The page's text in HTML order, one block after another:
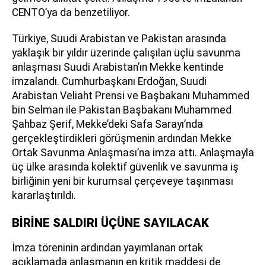
CENTO’ya da benzetiliyor.
Türkiye, Suudi Arabistan ve Pakistan arasında
yaklaşık bir yıldır üzerinde çalışılan üçlü savunma
anlaşması Suudi Arabistan’ın Mekke kentinde
imzalandı. Cumhurbaşkanı Erdoğan, Suudi
Arabistan Veliaht Prensi ve Başbakanı Muhammed
bin Selman ile Pakistan Başbakanı Muhammed
Şahbaz Şerif, Mekke’deki Safa Sarayı’nda
gerçekleştirdikleri görüşmenin ardından Mekke
Ortak Savunma Anlaşması’na imza attı. Anlaşmayla
üç ülke arasında kolektif güvenlik ve savunma iş
birliğinin yeni bir kurumsal çerçeveye taşınması
kararlaştırıldı.
BİRİNE SALDIRI ÜÇÜNE SAYILACAK
İmza töreninin ardından yayımlanan ortak
açıklamada anlaşmanın en kritik maddesi de